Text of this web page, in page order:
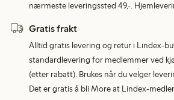
nærmeste leveringssted 49,-.
Gratis frakt
Alltid gratis levering og retur i Lindex-
standardlevering for medlemmer ved
(etter rabatt). Brukes når du velger
Det er gratis å bli More at Lindex-